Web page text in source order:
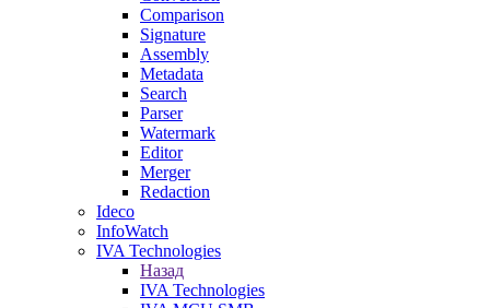
Comparison
Signature
Assembly
Metadata
Search
Parser
Watermark
Editor
Merger
Redaction
Ideco
InfoWatch
IVA Technologies
Назад
IVA Technologies